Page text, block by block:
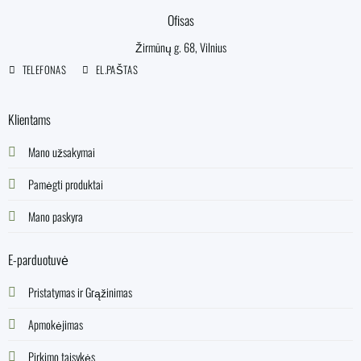
Ofisas
Žirmūnų g. 68, Vilnius
TELEFONAS EL.PAŠTAS
Klientams
Mano užsakymai
Pamėgti produktai
Mano paskyra
E-parduotuvė
Pristatymas ir Grąžinimas
Apmokėjimas
Pirkimo taisykės